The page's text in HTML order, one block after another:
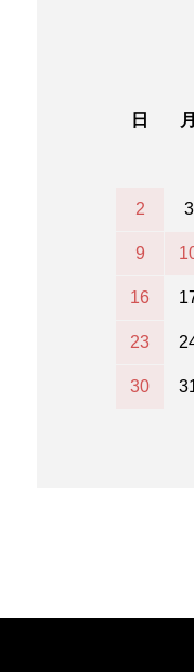
日
月
2 3
9
16
23
30